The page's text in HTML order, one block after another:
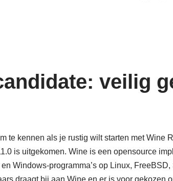
veilig
te kennen als je rustig wilt starten met Wine
is uitgekomen. Wine is een opensource
Windows-programma’s op Linux,
draagt bij aan Wine en er is voor gekozen